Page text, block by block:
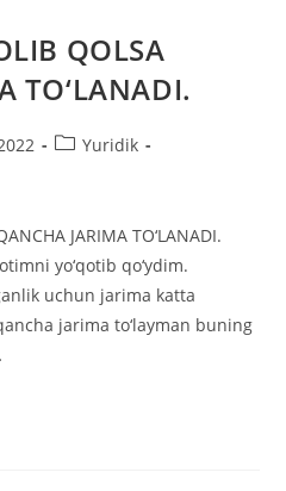
QOLSA
TO‘LANADI.
Рубрика
Yuridik
JARIMA TO‘LANADI.
yo‘qotib qo‘ydim.
uchun jarima katta
jarima to‘layman buning